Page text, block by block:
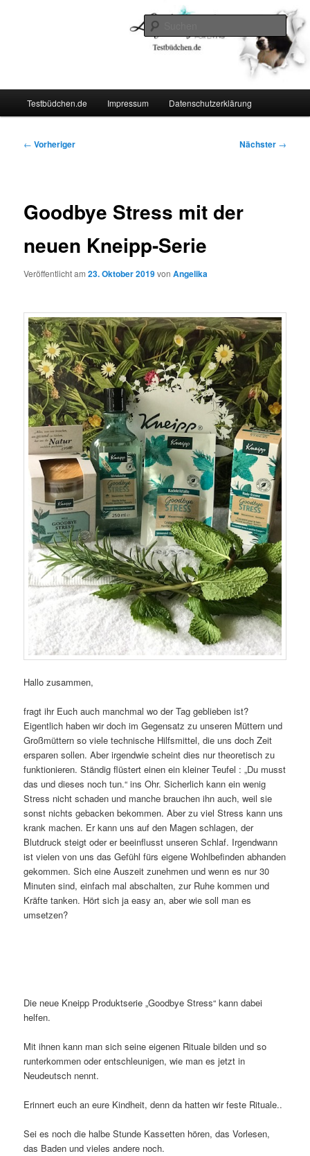
Testbüdchen.de Impressum Datenschutzerklärung
Beitragsnavigation
← Vorheriger Nächster →
Goodbye Stress mit der
neuen Kneipp-Serie
Veröffentlicht am23. Oktober 2019vonAngelika
Hallo zusammen,
fragt ihr Euch auch manchmal wo der Tag geblieben ist?
Eigentlich haben wir doch im Gegensatz zu unseren Müttern und
Großmüttern so viele technische Hilfsmittel, die uns doch Zeit
ersparen sollen. Aber irgendwie scheint dies nur theoretisch zu
funktionieren. Ständig flüstert einen ein kleiner Teufel : „Du musst
das und dieses noch tun.“ ins Ohr. Sicherlich kann ein wenig
Stress nicht schaden und manche brauchen ihn auch, weil sie
sonst nichts gebacken bekommen. Aber zu viel Stress kann uns
krank machen. Er kann uns auf den Magen schlagen, der
Blutdruck steigt oder er beeinflusst unseren Schlaf. Irgendwann
ist vielen von uns das Gefühl fürs eigene Wohlbefinden abhanden
gekommen. Sich eine Auszeit zunehmen und wenn es nur 30
Minuten sind, einfach mal abschalten, zur Ruhe kommen und
Kräfte tanken. Hört sich ja easy an, aber wie soll man es
umsetzen?
Die neue Kneipp Produktserie „Goodbye Stress“ kann dabei
helfen.
Mit ihnen kann man sich seine eigenen Rituale bilden und so
runterkommen oder entschleunigen, wie man es jetzt in
Neudeutsch nennt.
Erinnert euch an eure Kindheit, denn da hatten wir feste Rituale..
Sei es noch die halbe Stunde Kassetten hören, das Vorlesen,
das Baden und vieles andere noch.